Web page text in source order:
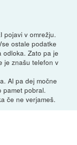
pojavi v omrežju.
ostale podatke
odloka. Zato pa je
je znašu telefon v
Al pa dej močne
pamet pobral.
če ne verjameš.